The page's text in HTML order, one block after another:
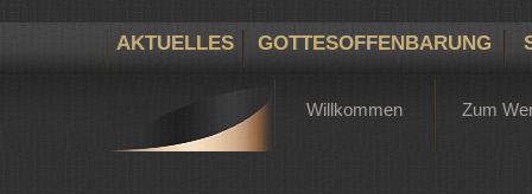
AKTUELLES GOTTESOFFENBARUNG
Willkommen Zum